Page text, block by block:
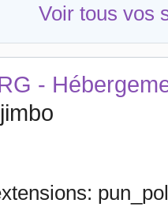
Voir tous vos
-